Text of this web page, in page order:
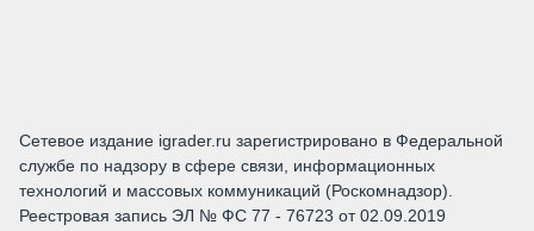
Сетевое издание igrader.ru зарегистрировано в Федеральной
службе по надзору в сфере связи, информационных
технологий и массовых коммуникаций (Роскомнадзор).
Реестровая запись ЭЛ № ФС 77 - 76723 от 02.09.2019